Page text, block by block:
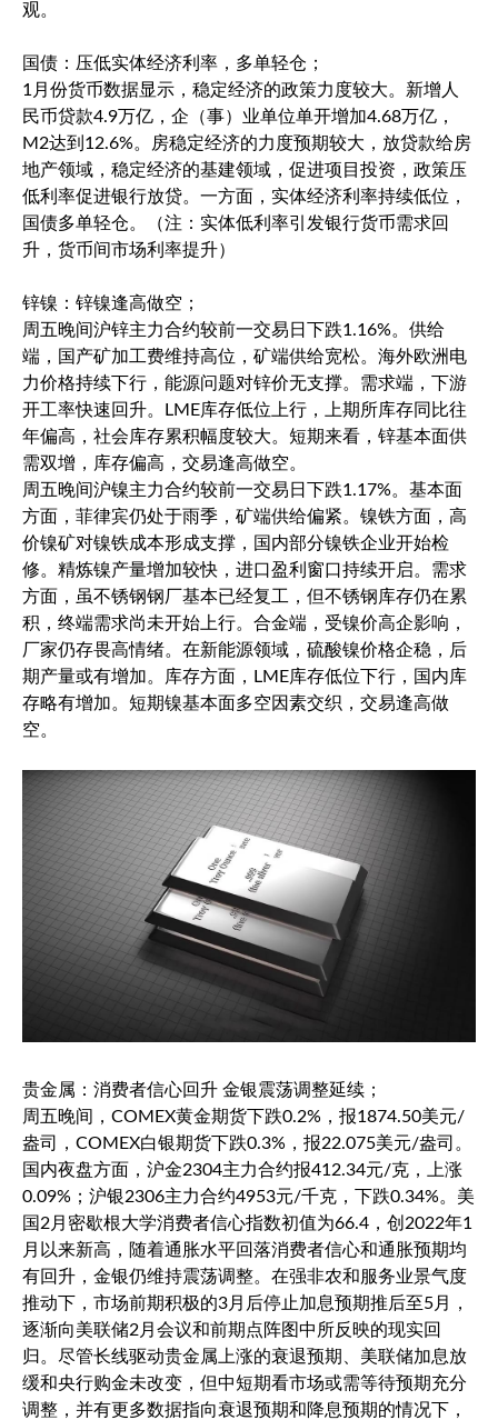
观。
国债：压低实体经济利率，多单轻仓；
1月份货币数据显示，稳定经济的政策力度较大。新增人
民币贷款4.9万亿，企（事）业单位单开增加4.68万亿，
M2达到12.6%。房稳定经济的力度预期较大，放贷款给房
地产领域，稳定经济的基建领域，促进项目投资，政策压
低利率促进银行放贷。一方面，实体经济利率持续低位，
国债多单轻仓。（注：实体低利率引发银行货币需求回
升，货币间市场利率提升）
锌镍：锌镍逢高做空；
周五晚间沪锌主力合约较前一交易日下跌1.16%。供给
端，国产矿加工费维持高位，矿端供给宽松。海外欧洲电
力价格持续下行，能源问题对锌价无支撑。需求端，下游
开工率快速回升。LME库存低位上行，上期所库存同比往
年偏高，社会库存累积幅度较大。短期来看，锌基本面供
需双增，库存偏高，交易逢高做空。
周五晚间沪镍主力合约较前一交易日下跌1.17%。基本面
方面，菲律宾仍处于雨季，矿端供给偏紧。镍铁方面，高
价镍矿对镍铁成本形成支撑，国内部分镍铁企业开始检
修。精炼镍产量增加较快，进口盈利窗口持续开启。需求
方面，虽不锈钢钢厂基本已经复工，但不锈钢库存仍在累
积，终端需求尚未开始上行。合金端，受镍价高企影响，
厂家仍存畏高情绪。在新能源领域，硫酸镍价格企稳，后
期产量或有增加。库存方面，LME库存低位下行，国内库
存略有增加。短期镍基本面多空因素交织，交易逢高做
空。
贵金属：消费者信心回升 金银震荡调整延续；
周五晚间， COMEX黄金期货 下跌0.2%，报1874.50美元/
盎司， COMEX白银期货 下跌0.3%，报22.075美元/盎司。
国内夜盘方面，沪金2304主力合约报412.34元/克，上涨
0.09%；沪银2306主力合约4953元/千克，下跌0.34%。美
国2月密歇根大学消费者信心指数初值为66.4，创2022年1
月以来新高，随着通胀水平回落消费者信心和通胀预期均
有回升，金银仍维持震荡调整。在强非农和服务业景气度
推动下，市场前期积极的3月后停止加息预期推后至5月，
逐渐向美联储2月会议和前期点阵图中所反映的现实回
归。尽管长线驱动贵金属上涨的衰退预期、美联储加息放
缓和央行购金未改变，但中短期看市场或需等待预期充分
调整，并有更多数据指向衰退预期和降息预期的情况下，